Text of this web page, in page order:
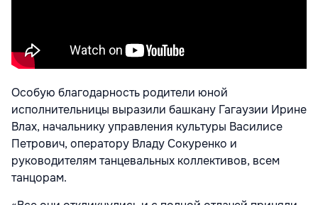
Особую благодарность родители юной
исполнительницы выразили башкану Гагаузии Ирине
Влах, начальнику управления культуры Василисе
Петрович, оператору Владу Сокуренко и
руководителям танцевальных коллективов, всем
танцорам.